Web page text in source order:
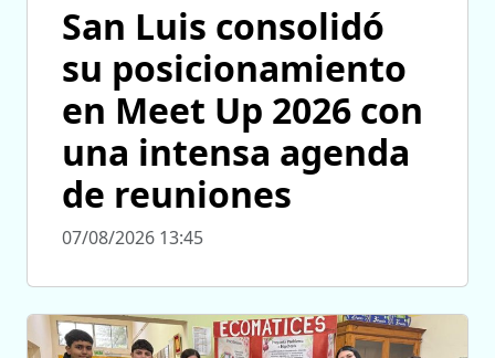
San Luis consolidó
su posicionamiento
en Meet Up 2026 con
una intensa agenda
de reuniones
07/08/2026 13:45